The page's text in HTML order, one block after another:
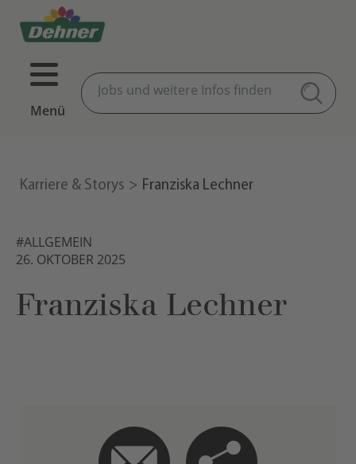
Menü
Karriere & Storys Franziska Lechner
#ALLGEMEIN
26. OKTOBER 2025
Franziska Lechner